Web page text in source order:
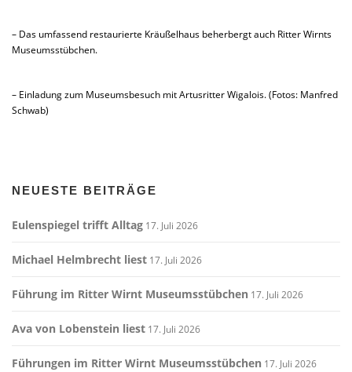
– Das umfassend restaurierte Kräußelhaus beherbergt auch Ritter Wirnts
Museumsstübchen.
– Einladung zum Museumsbesuch mit Artusritter Wigalois. (Fotos: Manfred
Schwab)
NEUESTE BEITRÄGE
Eulenspiegel trifft Alltag 17. Juli 2026
Michael Helmbrecht liest 17. Juli 2026
Führung im Ritter Wirnt Museumsstübchen 17. Juli 2026
Ava von Lobenstein liest 17. Juli 2026
Führungen im Ritter Wirnt Museumsstübchen 17. Juli 2026